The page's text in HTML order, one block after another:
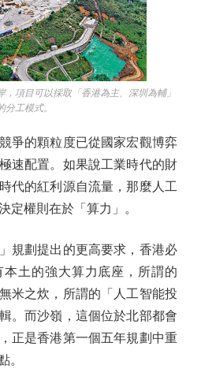
項目可以採取「香港為主、深圳為輔」
分工模式。
的顆粒度已從國家宏觀博弈
速配置。如果說工業時代的財
代的紅利源自流量，那麼人工
定權則在於「算力」。
劃提出的更高要求，香港必
土的強大算力底座，所謂的
米之炊，所謂的「人工智能投
。而沙嶺，這個位於北部都會
正是香港第一個五年規劃中重
。